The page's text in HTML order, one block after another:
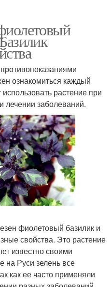
ознакомиться каждый
растение при
лечении заболеваний.
фиолетовый базилик и
свойства. Это растение
известно своими
Руси зелень все
как ее часто применяли